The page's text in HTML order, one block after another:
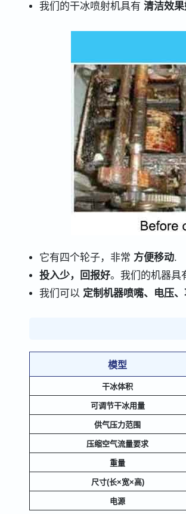
我们的干冰喷射机具有 清洁效果
它有四个轮子，非常 方便移动.
投入少，回报好。我们的机器具
我们可以 定制机器喷嘴、电压
模型
干冰体积
可调节干冰用量
供气压力范围
压缩空气流量要求
重量
尺寸(长×宽×高)
电源